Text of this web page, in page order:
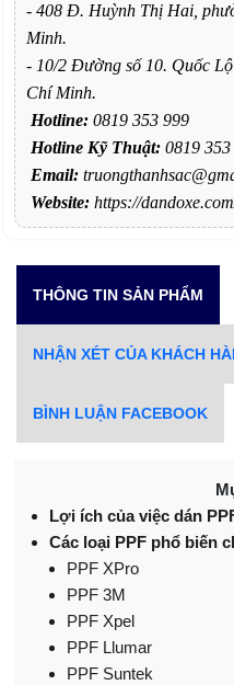
- 408 Đ. Huỳnh Thị Hai,
Minh.
- 10/2 Đường số 10. Quốc
Chí Minh.
Hotline: 0819 353 999
Hotline Kỹ Thuật: 0819
Email:
Website: https://
THÔNG TIN SẢN PHẨM
NHẬN XÉT CỦA KHÁCH
BÌNH LUẬN FACEBOOK
Lợi ích của việc dán
Các loại PPF phổ biến
PPF XPro
PPF 3M
PPF Xpel
PPF Llumar
PPF Suntek